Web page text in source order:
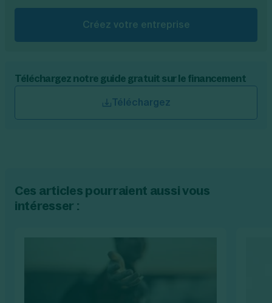
Créez votre entreprise
Téléchargez notre guide gratuit sur le financement
Téléchargez
Ces articles pourraient aussi vous
intéresser :